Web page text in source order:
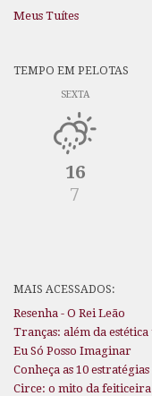
Meus Tuítes
TEMPO EM PELOTAS
SEXTA
16
7
MAIS ACESSADOS:
Resenha - O Rei Leão
Tranças: além da
Eu Só Posso Imaginar
Conheça as 10
Circe: o mito da